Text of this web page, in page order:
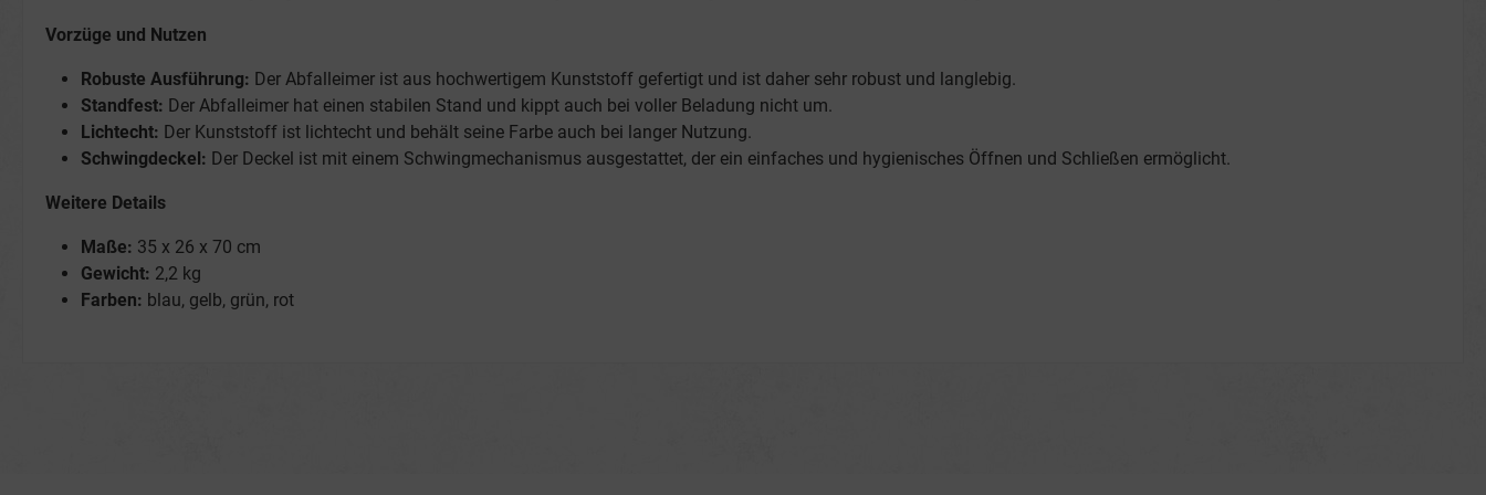
Vorzüge und Nutzen
Robuste Ausführung: Der Abfalleimer ist aus hochwertigem Kunststoff gefertigt und ist daher sehr robust und langlebig.
Standfest: Der Abfalleimer hat einen stabilen Stand und kippt auch bei voller Beladung nicht um.
Lichtecht: Der Kunststoff ist lichtecht und behält seine Farbe auch bei langer Nutzung.
Schwingdeckel: Der Deckel ist mit einem Schwingmechanismus ausgestattet, der ein einfaches und hygienisches Öffnen und Schließen ermöglicht.
Weitere Details
Maße: 35 x 26 x 70 cm
Gewicht: 2,2 kg
Farben: blau, gelb, grün, rot